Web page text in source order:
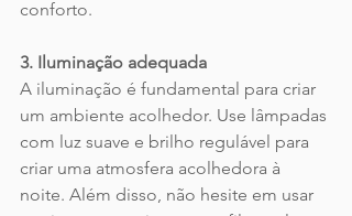
conforto.
3. Iluminação adequada
A iluminação é fundamental para criar
um ambiente acolhedor. Use lâmpadas
com luz suave e brilho regulável para
criar uma atmosfera acolhedora à
noite. Além disso, não hesite em usar